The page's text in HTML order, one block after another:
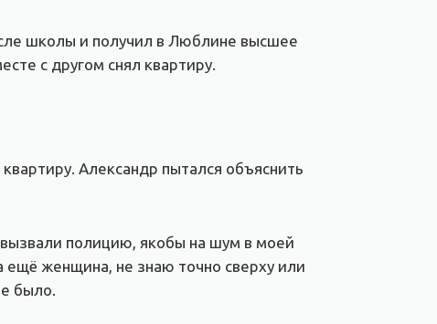
школы и получил в Люблине высшее
с другом снял квартиру.
Александр пытался объяснить
полицию, якобы на шум в моей
женщина, не знаю точно сверху или
было.